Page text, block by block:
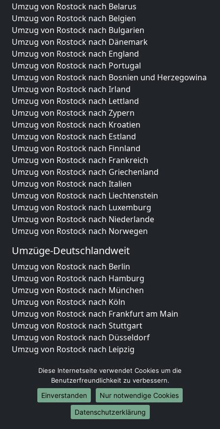
Umzug von Rostock nach Belarus
Umzug von Rostock nach Belgien
Umzug von Rostock nach Bulgarien
Umzug von Rostock nach Dänemark
Umzug von Rostock nach England
Umzug von Rostock nach Portugal
Umzug von Rostock nach Bosnien und Herzegowina
Umzug von Rostock nach Irland
Umzug von Rostock nach Lettland
Umzug von Rostock nach Zypern
Umzug von Rostock nach Kroatien
Umzug von Rostock nach Estland
Umzug von Rostock nach Finnland
Umzug von Rostock nach Frankreich
Umzug von Rostock nach Griechenland
Umzug von Rostock nach Italien
Umzug von Rostock nach Liechtenstein
Umzug von Rostock nach Luxemburg
Umzug von Rostock nach Niederlande
Umzug von Rostock nach Norwegen
Umzüge-Deutschlandweit
Umzug von Rostock nach Berlin
Umzug von Rostock nach Hamburg
Umzug von Rostock nach München
Umzug von Rostock nach Köln
Umzug von Rostock nach Frankfurt am Main
Umzug von Rostock nach Stuttgart
Umzug von Rostock nach Düsseldorf
Umzug von Rostock nach Leipzig
Umzug von Rostock nach Essen
Umzug von Rostock nach Bremen
Umzug von Rostock nach Dresden
Umzug von Rostock nach Hannover
Umzug von Rostock nach Nürnberg
Diese Internetseite verwendet Cookies um die
Benutzerfreundlichkeit zu verbessern.
Einverstanden
Nur notwendige Cookies
Datenschutzerklärung